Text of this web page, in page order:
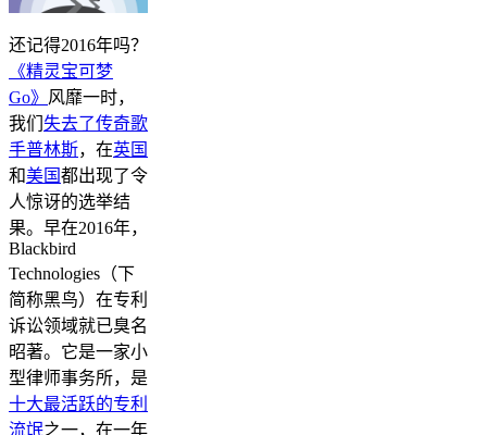
还记得2016年吗？
《精灵宝可梦
Go》 风靡一时，
我们 失去了传奇歌
手普林斯，在英国
和美国都出现了令
人惊讶的选举结
果。早在2016年，
Blackbird
Technologies（下
简称黑鸟）在专利
诉讼领域就已臭名
昭著。它是一家小
型律师事务所，是
十大最活跃的专利
流氓之一，在一年